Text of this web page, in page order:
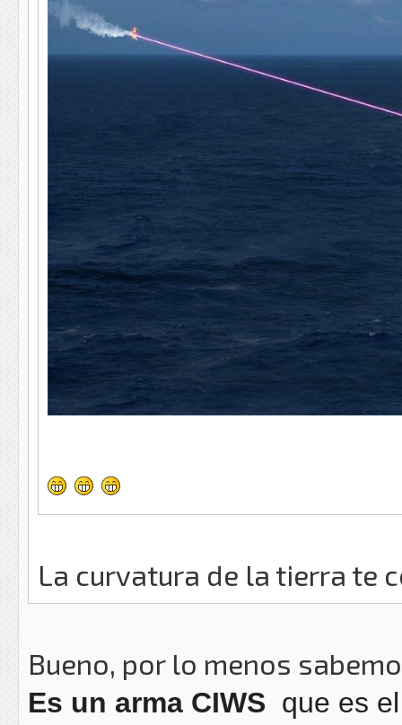
La curvatura de la tierra te
Bueno, por lo menos
Es un arma CIWS que es